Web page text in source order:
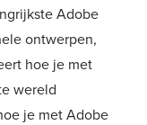
Adobe
ontwerpen,
hoe je met
wereld
je met Adobe